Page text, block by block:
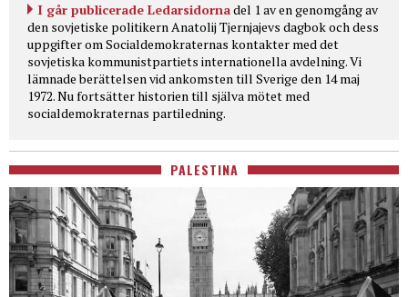
I går publicerade Ledarsidornadel 1 av en genomgång av
den sovjetiske politikern Anatolij Tjernjajevs dagbok och dess
uppgifter om Socialdemokraternas kontakter med det
sovjetiska kommunistpartiets internationella avdelning. Vi
lämnade berättelsen vid ankomsten till Sverige den 14 maj
1972. Nu fortsätter historien till själva mötet med
socialdemokraternas partiledning.
PALESTINA